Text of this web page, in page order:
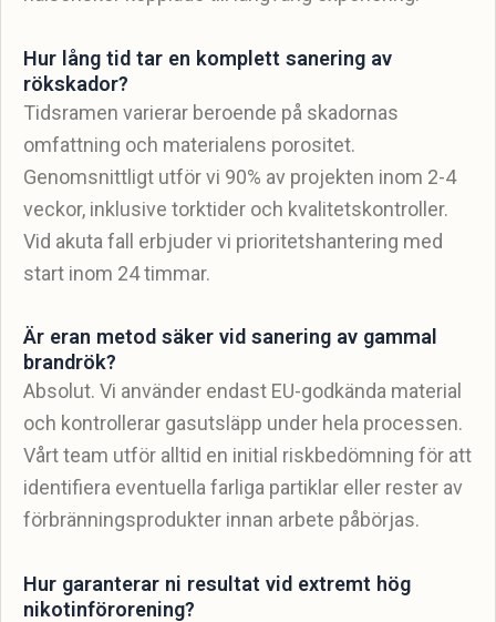
Hur lång tid tar en komplett sanering av
rökskador?
Tidsramen varierar beroende på skadornas
omfattning och materialens porositet.
Genomsnittligt utför vi 90% av projekten inom 2-4
veckor, inklusive torktider och kvalitetskontroller.
Vid akuta fall erbjuder vi prioritetshantering med
start inom 24 timmar.
Är eran metod säker vid sanering av gammal
brandrök?
Absolut. Vi använder endast EU-godkända material
och kontrollerar gasutsläpp under hela processen.
Vårt team utför alltid en initial riskbedömning för att
identifiera eventuella farliga partiklar eller rester av
förbränningsprodukter innan arbete påbörjas.
Hur garanterar ni resultat vid extremt hög
nikotinförorening?